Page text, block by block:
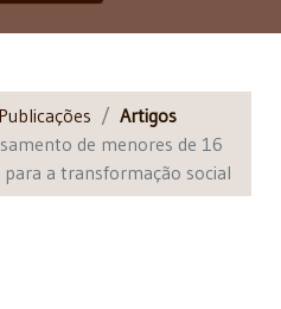
Publicações
Artigos
de menores de 16
a transformação social